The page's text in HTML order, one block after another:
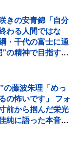
きの安青錦「自分
わる人間ではな
・千代の富士に通
”の精神で目指すは
の藤波朱理「めっ
の怖いです」 フォ
前から掴んだ栄光
純に語った本音